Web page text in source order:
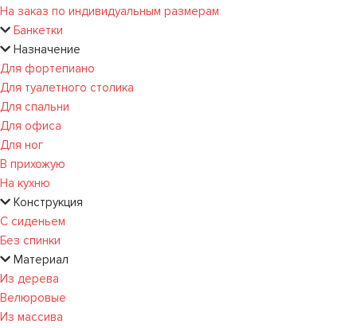
На заказ по индивидуальным размерам
Банкетки
Назначение
Для фортепиано
Для туалетного столика
Для спальни
Для офиса
Для ног
В прихожую
На кухню
Конструкция
С сиденьем
Без спинки
Материал
Из дерева
Велюровые
Из массива